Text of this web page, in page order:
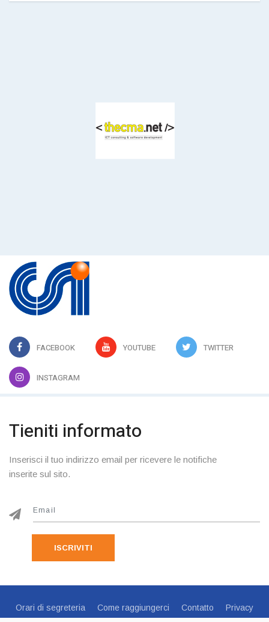
FACEBOOK YOUTUBE TWITTER
INSTAGRAM
Tieniti informato
Inserisci il tuo indirizzo email per ricevere le notifiche
inserite sul sito.
ISCRIVITI
Orari di segreteria Come raggiungerci Contatto
Privacy